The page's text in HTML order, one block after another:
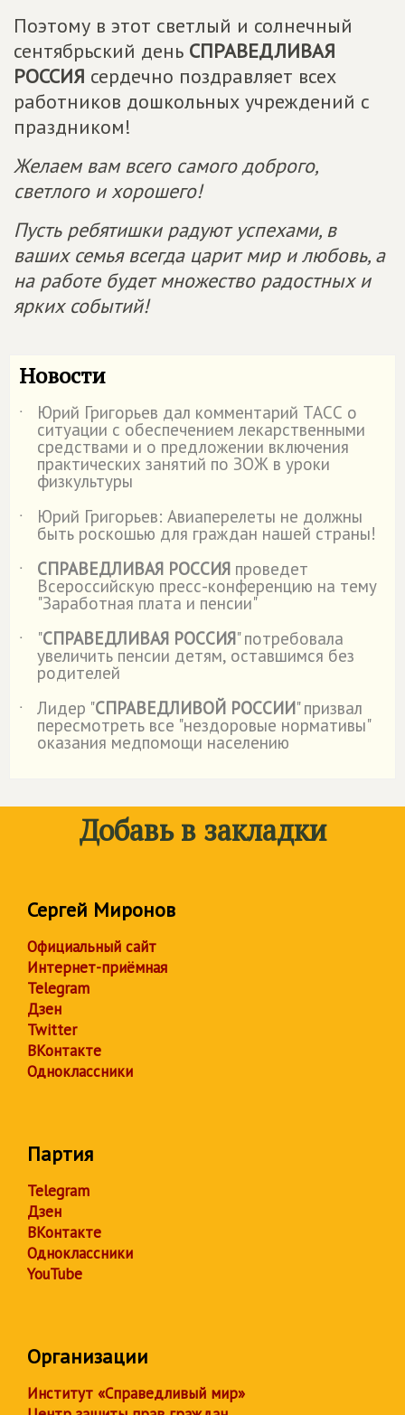
Поэтому в этот светлый и солнечный
сентябрьский день СПРАВЕДЛИВАЯ
РОССИЯ сердечно поздравляет всех
работников дошкольных учреждений с
праздником!
Желаем вам всего самого доброго,
светлого и хорошего!
Пусть ребятишки радуют успехами, в
ваших семья всегда царит мир и любовь, а
на работе будет множество радостных и
ярких событий!
Новости
˙ Юрий Григорьев дал комментарий ТАСС о
ситуации с обеспечением лекарственными
средствами и о предложении включения
практических занятий по ЗОЖ в уроки
физкультуры
˙
Юрий Григорьев: Авиаперелеты не должны
быть роскошью для граждан нашей страны!
˙
СПРАВЕДЛИВАЯ РОССИЯ проведет
Всероссийскую пресс-конференцию на тему
"Заработная плата и пенсии"
˙
"СПРАВЕДЛИВАЯ РОССИЯ" потребовала
увеличить пенсии детям, оставшимся без
родителей
˙
Лидер "СПРАВЕДЛИВОЙ РОССИИ" призвал
пересмотреть все "нездоровые нормативы"
оказания медпомощи населению
Добавь в закладки
Сергей Миронов
Официальный сайт
Интернет-приёмная
Telegram
Дзен
Twitter
ВКонтакте
Одноклассники
Партия
Telegram
Дзен
ВКонтакте
Одноклассники
YouTube
Организации
Институт «Справедливый мир»